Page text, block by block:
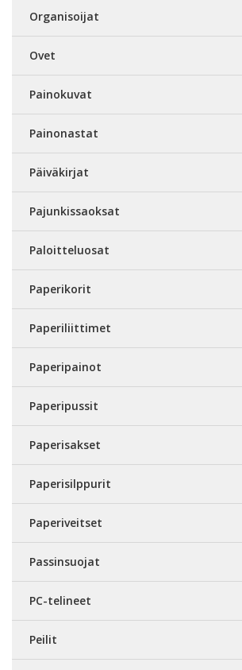
Organisoijat
Ovet
Painokuvat
Painonastat
Päiväkirjat
Pajunkissaoksat
Paloitteluosat
Paperikorit
Paperiliittimet
Paperipainot
Paperipussit
Paperisakset
Paperisilppurit
Paperiveitset
Passinsuojat
PC-telineet
Peilit